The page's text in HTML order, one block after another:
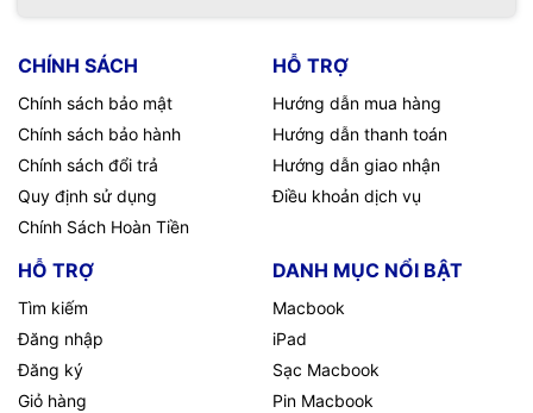
CHÍNH SÁCH
Chính sách bảo mật
Chính sách bảo hành
Chính sách đổi trả
Quy định sử dụng
Chính Sách Hoàn Tiền
HỖ TRỢ
Hướng dẫn mua hàng
Hướng dẫn thanh toán
Hướng dẫn giao nhận
Điều khoản dịch vụ
HỖ TRỢ
Tìm kiếm
Đăng nhập
Đăng ký
Giỏ hàng
DANH MỤC NỔI BẬT
Macbook
iPad
Sạc Macbook
Pin Macbook